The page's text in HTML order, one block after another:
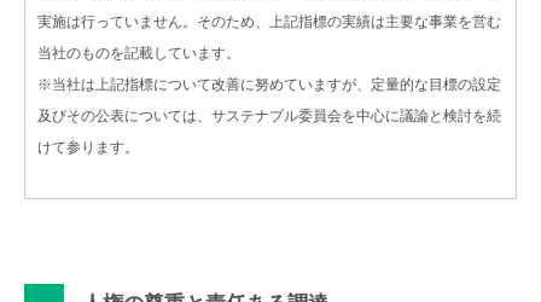
実施は行っていません。そのため、上記指標の実績は主要な事業を営む
当社のものを記載しています。
※当社は上記指標について改善に努めていますが、定量的な目標の設定
及びその公表については、サステナブル委員会を中心に議論と検討を続
けて参ります。